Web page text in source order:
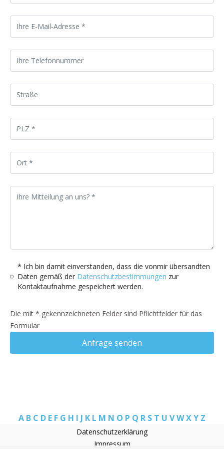
* Ich bin damit einverstanden, dass die vonmir übersandten
Daten gemäß der Datenschutzbestimmungen zur
Kontaktaufnahme gespeichert werden.
Die mit * gekennzeichneten Felder sind Pflichtfelder für das
Formular
Anfrage senden
A B C D E F G H I J K L M N O P Q R S T U VWXY Z
Datenschutzerklärung
Impressum